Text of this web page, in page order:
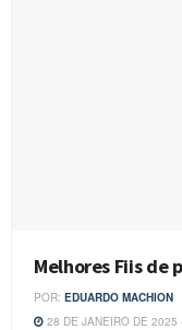
Melhores Fiis de
POR: EDUARDO MACHION
28 DE JANEIRO DE 2025